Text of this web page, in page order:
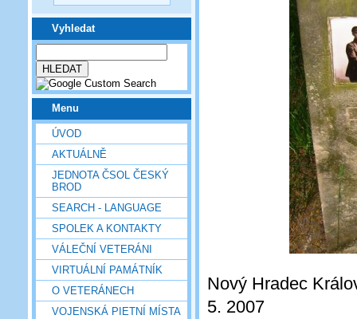
Vyhledat
Menu
ÚVOD
AKTUÁLNĚ
JEDNOTA ČSOL ČESKÝ
BROD
SEARCH - LANGUAGE
SPOLEK A KONTAKTY
VÁLEČNÍ VETERÁNI
VIRTUÁLNÍ PAMÁTNÍK
O VETERÁNECH
VOJENSKÁ PIETNÍ MÍSTA
Nový Hradec
5. 2007